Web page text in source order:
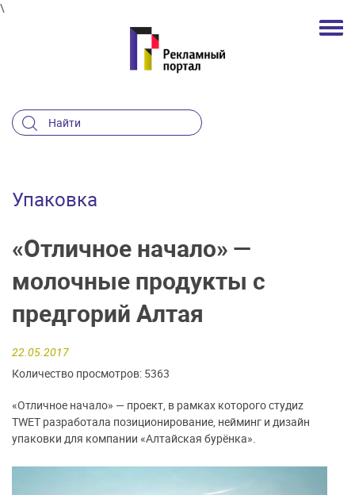
\
Упаковка
«Отличное начало» —
молочные продукты с
предгорий Алтая
22.05.2017
Количество просмотров: 5363
«Отличное начало» — проект, в рамках которого студиz
TWET разработала позиционирование, нейминг и дизайн
упаковки для компании «Алтайская бурёнка».